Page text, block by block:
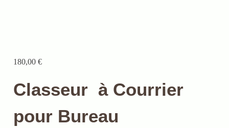
180,00€
Classeur à Courrier
pour Bureau